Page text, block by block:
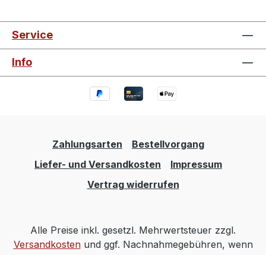
Service
Info
Zahlungsarten
Bestellvorgang
Liefer- und Versandkosten
Impressum
Vertrag widerrufen
Alle Preise inkl. gesetzl. Mehrwertsteuer zzgl.
Versandkostenund ggf. Nachnahmegebühren, wenn